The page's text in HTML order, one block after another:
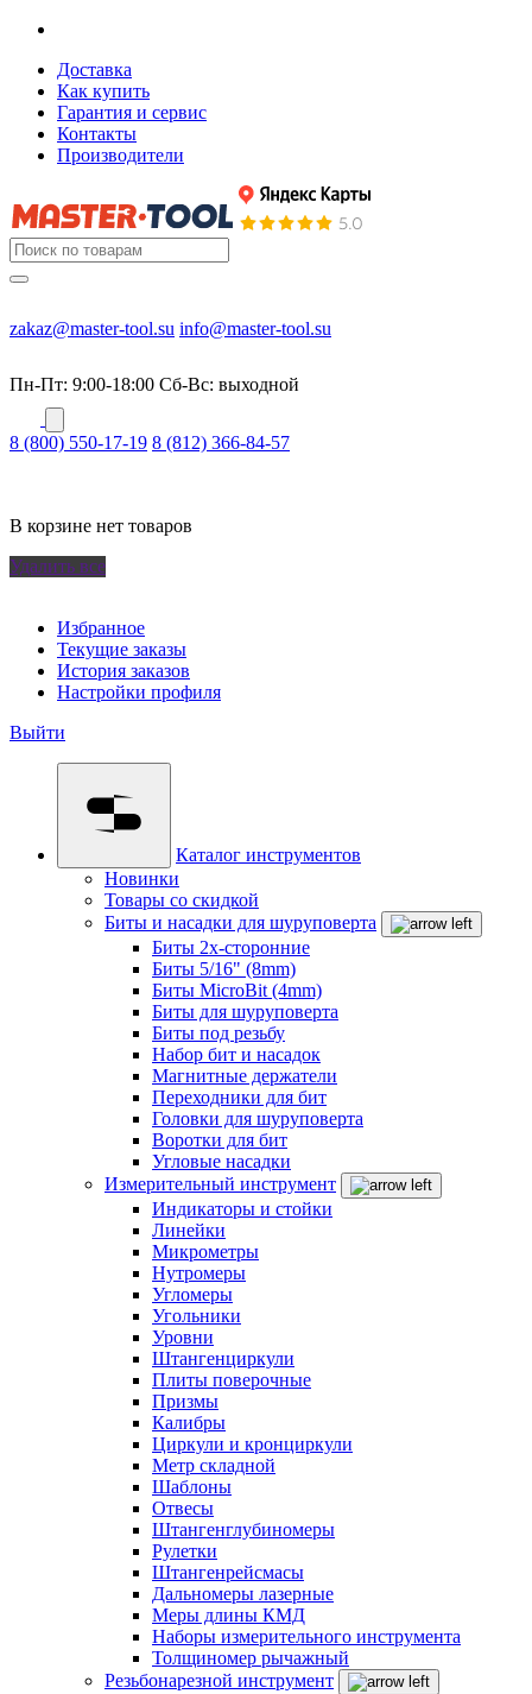
Доставка
Как купить
Гарантия и сервис
Контакты
Производители
zakaz@master-tool.su info@master-tool.su
Пн-Пт: 9:00-18:00 Cб-Вс: выходной
8 (800) 550-17-19 8 (812) 366-84-57
В корзине нет товаров
Удалить все
Избранное
Текущие заказы
История заказов
Настройки профиля
Выйти
Каталог инструментов
Новинки
Товары со скидкой
Биты и насадки для шуруповерта
Биты 2х-сторонние
Биты 5/16" (8mm)
Биты MicroBit (4mm)
Биты для шуруповерта
Биты под резьбу
Набор бит и насадок
Магнитные держатели
Переходники для бит
Головки для шуруповерта
Воротки для бит
Угловые насадки
Измерительный инструмент
Индикаторы и стойки
Линейки
Микрометры
Нутромеры
Угломеры
Угольники
Уровни
Штангенциркули
Плиты поверочные
Призмы
Калибры
Циркули и кронциркули
Метр складной
Шаблоны
Отвесы
Штангенглубиномеры
Рулетки
Штангенрейсмасы
Дальномеры лазерные
Меры длины КМД
Наборы измерительного инструмента
Толщиномер рычажный
Резьбонарезной инструмент